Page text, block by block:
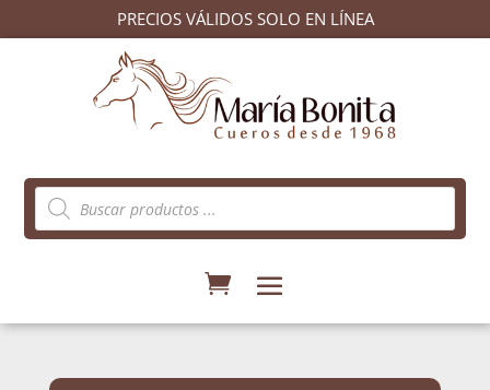
PRECIOS VÁLIDOS SOLO EN LÍNEA
Búsqueda
de
productos